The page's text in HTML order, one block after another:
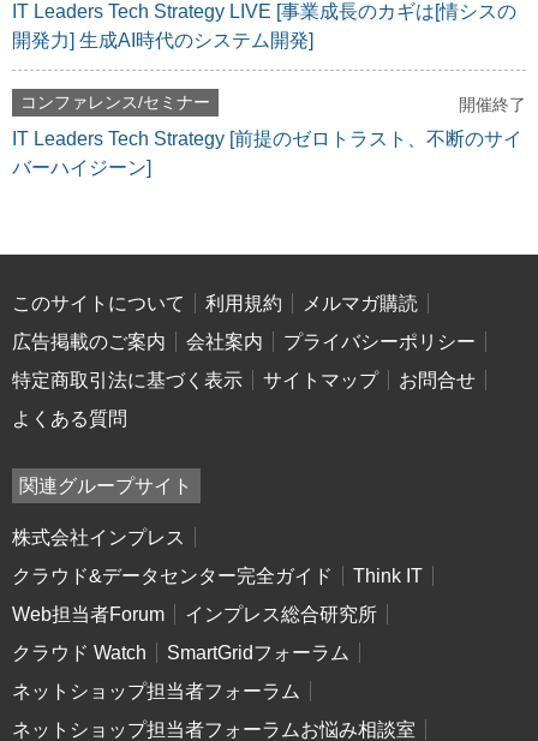
IT Leaders Tech Strategy LIVE [事業成長のカギは[情シスの
開発力] 生成AI時代のシステム開発]
コンファレンス/セミナー 開催終了
IT Leaders Tech Strategy [前提のゼロトラスト、不断のサイ
バーハイジーン]
このサイトについて 利用規約
メルマガ購読
広告掲載のご案内
会社案内
プライバシーポリシー
特定商取引法に基づく表示
サイトマップ
お問合せ
よくある質問
関連グループサイト
株式会社インプレス
クラウド&データセンター完全ガイド
Think IT
Web担当者Forum
インプレス総合研究所
クラウド Watch
SmartGridフォーラム
ネットショップ担当者フォーラム
ネットショップ担当者フォーラムお悩み相談室